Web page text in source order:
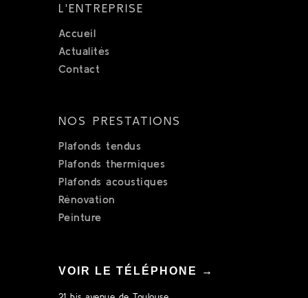
L'ENTREPRISE
Accueil
Actualités
Contact
NOS PRESTATIONS
Plafonds tendus
Plafonds thermiques
Plafonds acoustiques
Rénovation
Peinture
VOIR LE TÉLÉPHONE →